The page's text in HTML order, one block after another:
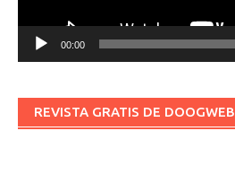
00:00
REVISTA GRATIS DE DOOGWEB